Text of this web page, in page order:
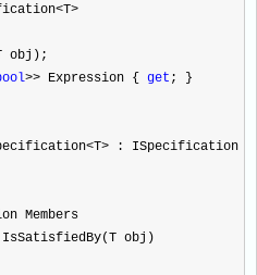
<T>
obj);
>> Expression { get ; }
<T> : ISpecification
Members
IsSatisfiedBy(T obj)